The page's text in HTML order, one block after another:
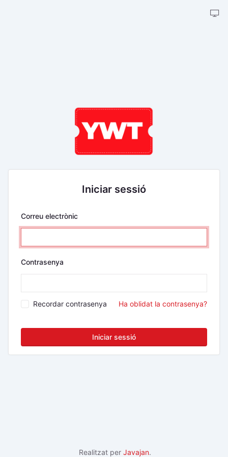
Iniciar sessió
Correu electrònic
Contrasenya
Recordar contrasenya Ha oblidat la contrasenya?
Iniciar sessió
Realitzat per Javajan.